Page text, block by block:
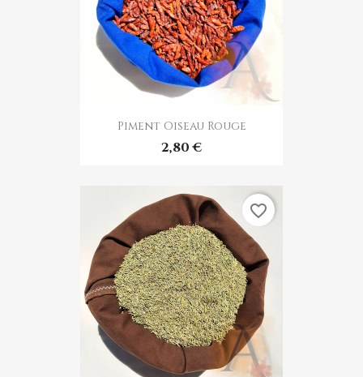
Piment Oiseau Rouge
2,80 €
favorite_border